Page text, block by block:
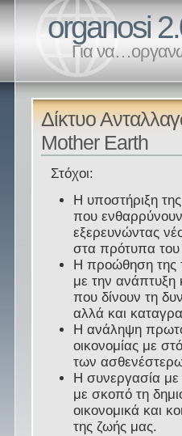
organosi
Για
Δίκτυο
Mother Earth
Στόχοι:
Η υποστήριξη
που
εξερευνώντας
στα πρότυπα του
Η προώθηση της
με την
που δίνουν τη
αλλά και
Η ανάληψη
οικονομίας με
των
Η συνεργασία με
με σκοπό τη
οικονομικά και
της ζωής μας.